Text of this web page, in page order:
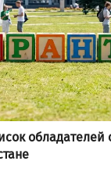
обладателей